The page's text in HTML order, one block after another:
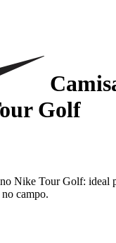
Golf
Nike Tour Golf: ideal
campo.